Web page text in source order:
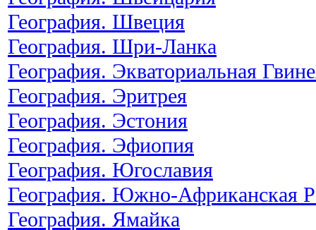
География. Швеция
География. Шри-Ланка
География. Экваториальная
География. Эритрея
География. Эстония
География. Эфиопия
География. Югославия
География. Южно-Африканская
География. Ямайка